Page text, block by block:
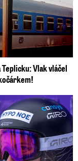
Teplicku: Vlak vláčel